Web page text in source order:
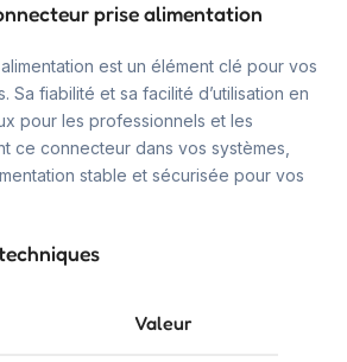
prise alimentation
est un élément clé pour vos
Sa fiabilité et sa facilité d’utilisation en
pour les professionnels et les
ce connecteur dans vos systèmes,
stable et sécurisée pour vos
Valeur